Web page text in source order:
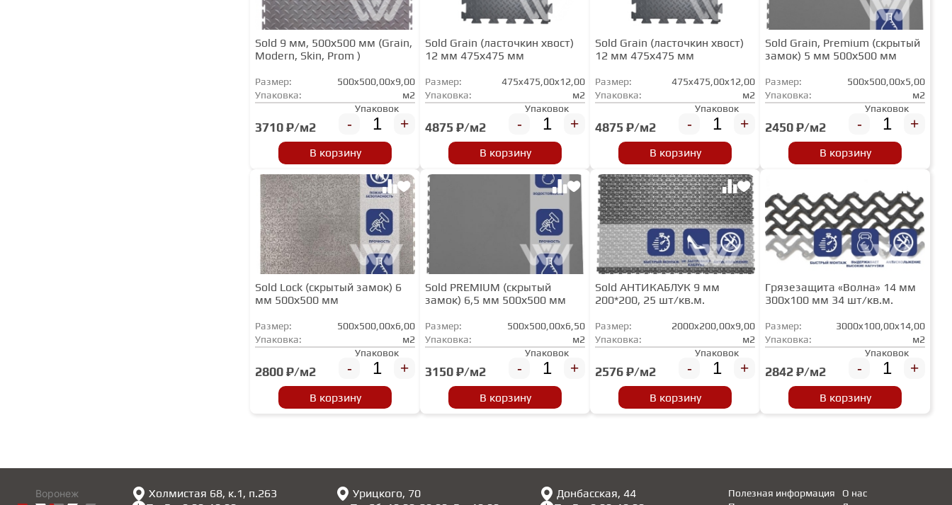
Sold 9 мм, 500х500 мм (Grain,
Modern, Skin, Prom )
Размер:
500x500,00x9,00
Упаковка:
м2
3710 ₽/м2
Упаковок
- +
В корзину
Sold Grain (ласточкин хвост)
12 мм 475х475 мм
Размер:
475x475,00x12,00
Упаковка:
м2
4875 ₽/м2
Упаковок
- +
В корзину
Sold Grain (ласточкин хвост)
12 мм 475х475 мм
Размер:
475x475,00x12,00
Упаковка:
м2
4875 ₽/м2
Упаковок
- +
В корзину
Sold Grain, Premium (скрытый
замок) 5 мм 500х500 мм
Размер:
500x500,00x5,00
Упаковка:
м2
2450 ₽/м2
Упаковок
- +
В корзину
Sold Lock (скрытый замок) 6
мм 500х500 мм
Размер:
500x500,00x6,00
Упаковка:
м2
2800 ₽/м2
Упаковок
- +
В корзину
Sold PREMIUM (скрытый
замок) 6,5 мм 500х500 мм
Размер:
500x500,00x6,50
Упаковка:
м2
3150 ₽/м2
Упаковок
- +
В корзину
Sold АНТИКАБЛУК 9 мм
200*200, 25 шт/кв.м.
Размер:
2000x200,00x9,00
Упаковка:
м2
2576 ₽/м2
Упаковок
- +
В корзину
Грязезащита «Волна» 14 мм
300х100 мм 34 шт/кв.м.
Размер:
3000x100,00x14,00
Упаковка:
м2
2842 ₽/м2
Упаковок
- +
В корзину
Воронеж
Холмистая 68, к.1, п.263
Урицкого, 70
Донбасская, 44
Полезная информация
О нас